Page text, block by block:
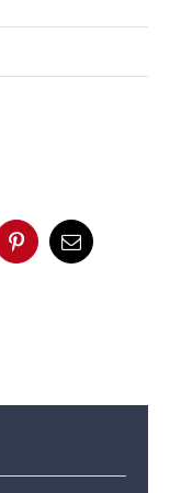
PinterestEmail